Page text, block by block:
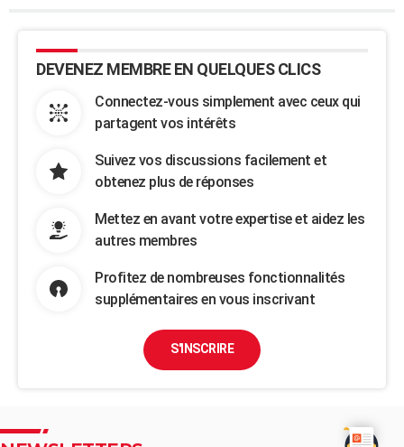
DEVENEZ MEMBRE EN QUELQUES CLICS
Connectez-vous simplement avec ceux qui
partagent vos intérêts
Suivez vos discussions facilement et
obtenez plus de réponses
Mettez en avant votre expertise et aidez les
autres membres
Profitez de nombreuses fonctionnalités
supplémentaires en vous inscrivant
S'INSCRIRE